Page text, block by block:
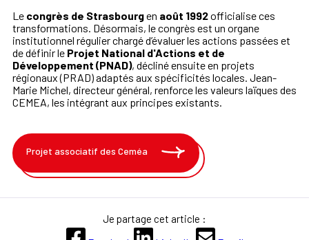
Le congrès de Strasbourgen août 1992officialise ces
transformations. Désormais, le congrès est un organe
institutionnel régulier chargé d’évaluer les actions passées et
de définir le Projet National d'Actions et de
Développement (PNAD), décliné ensuite en projets
régionaux (PRAD) adaptés aux spécificités locales. Jean-
Marie Michel, directeur général, renforce les valeurs laïques des
CEMEA, les intégrant aux principes existants.
Projet associatif des Ceméa
Je partage cet article :